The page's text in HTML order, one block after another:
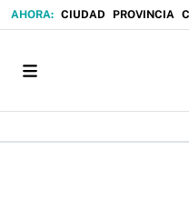
CIUDAD PROVINCIA